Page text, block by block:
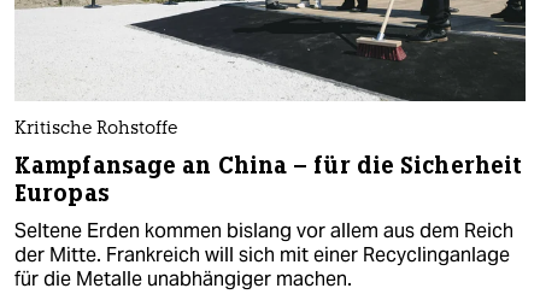
Kritische Rohstoffe
Kampfansage an China – für die Sicherheit
Europas
Seltene Erden kommen bislang vor allem aus dem Reich
der Mitte. Frankreich will sich mit einer Recyclinganlage
für die Metalle unabhängiger machen.